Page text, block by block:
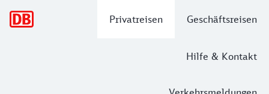
Privatreisen Geschäftsreisen
Hilfe & Kontakt